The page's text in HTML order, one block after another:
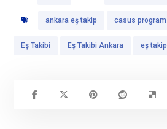
ankara eş takip casus program
Eş Takibi Eş Takibi Ankara eş takip